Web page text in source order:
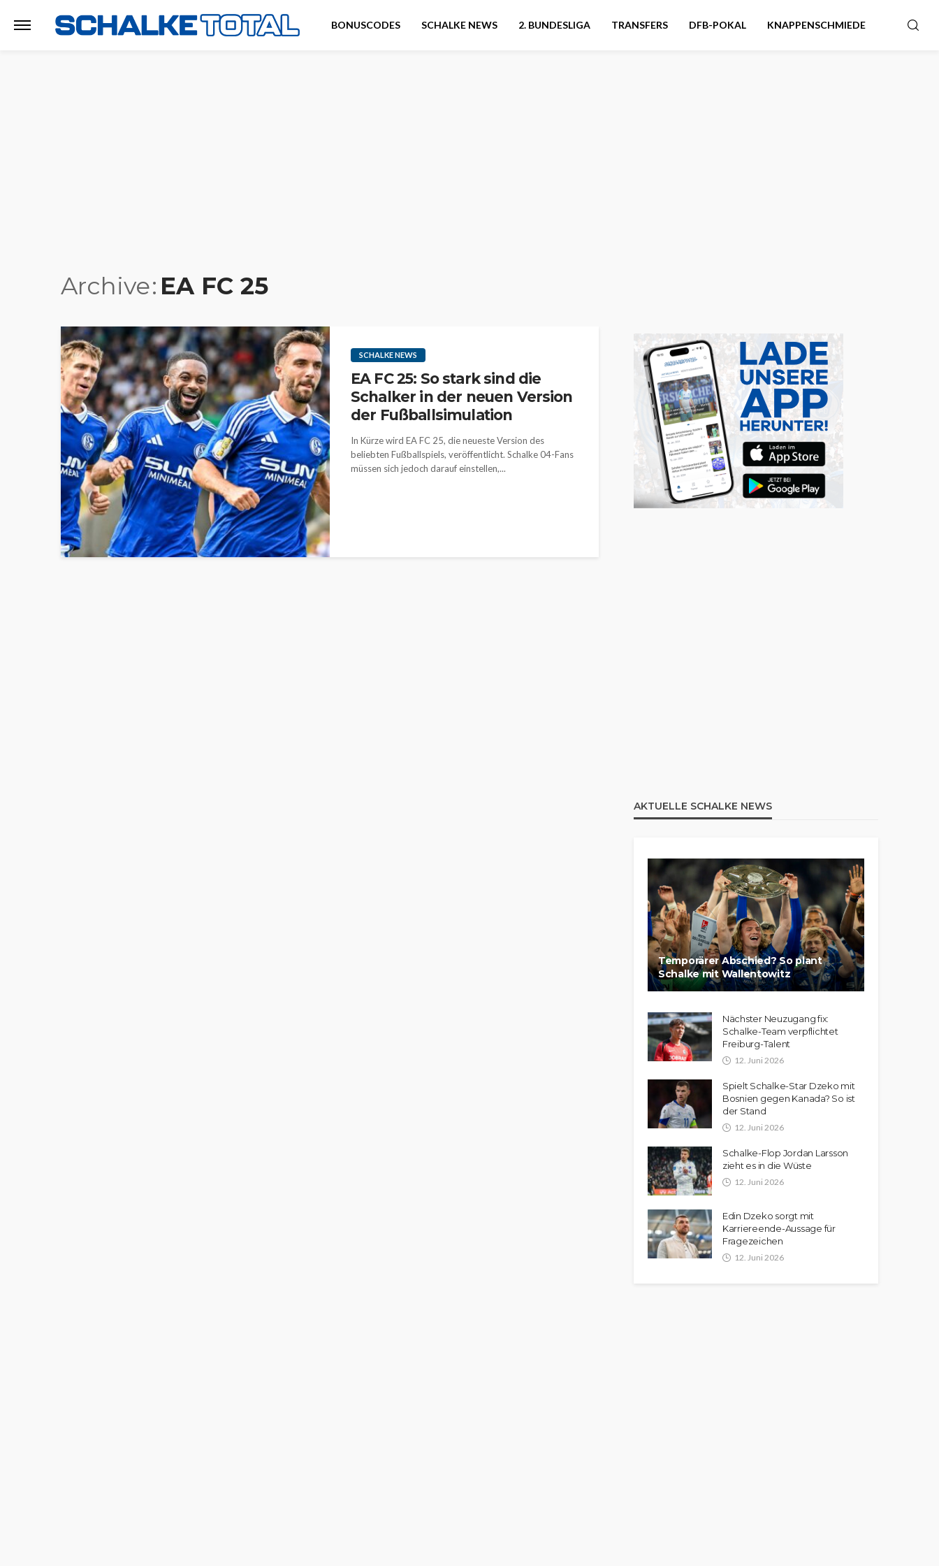
BONUSCODES SCHALKE NEWS 2. BUNDESLIGA TRANSFERS DFB-POKAL KNAPPENSCHMIEDE
Archive EA FC 25
SCHALKE NEWS
EA FC 25: So stark sind die
Schalker in der neuen Version
der Fußballsimulation
In Kürze wird EA FC 25, die neueste Version des
beliebten Fußballspiels, veröffentlicht. Schalke 04-Fans
müssen sich jedoch darauf einstellen,...
AKTUELLE SCHALKE NEWS
Temporärer Abschied? So plant
Schalke mit Wallentowitz
Nächster Neuzugang fix:
Schalke-Team verpflichtet
Freiburg-Talent
12. Juni 2026
Spielt Schalke-Star Dzeko mit
Bosnien gegen Kanada? So ist
der Stand
12. Juni 2026
Schalke-Flop Jordan Larsson
zieht es in die Wüste
12. Juni 2026
Edin Dzeko sorgt mit
Karriereende-Aussage für
Fragezeichen
12. Juni 2026